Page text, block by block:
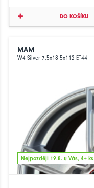
DO KOŠÍKU
MAM
W4 Silver 7,5x18 5x112 ET44
Nejpozději 19.8. u Vás, 4+ ks